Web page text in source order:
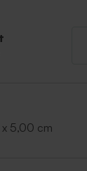
: 10 ex
est
x 5,00 cm